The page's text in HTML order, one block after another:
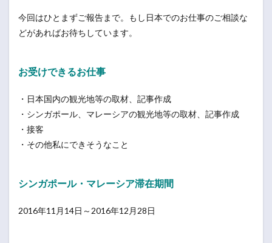
今回はひとまずご報告まで。もし日本でのお仕事のご相談な
どがあればお待ちしています。
お受けできるお仕事
・日本国内の観光地等の取材、記事作成
・シンガポール、マレーシアの観光地等の取材、記事作成
・接客
・その他私にできそうなこと
シンガポール・マレーシア滞在期間
2016年11月14日～2016年12月28日